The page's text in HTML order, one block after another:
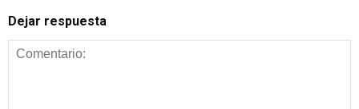
Dejar respuesta